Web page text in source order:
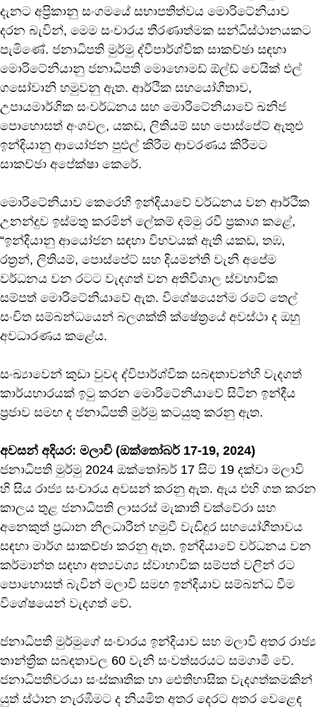
දැනට අප්‍රිකානු සංගමයේ සභාපතිත්වය මොරිටේනියාව
දරන බැවින්, මෙම සංචාරය තීරණාත්මක සන්ධිස්ථානයකට
පැමිණේ. ජනාධිපති මුර්මු ද්වීපාර්ශ්වික සාකච්ඡා සඳහා
මොරිටේනියානු ජනාධිපති මොහොමඩ් ඕල්ඩ් චෙයික් එල්
ගසෝවානි හමුවනු ඇත. ආර්ථික සහයෝගීතාව,
උපායමාර්ගික සංවර්ධනය සහ මොරිටේනියාවේ ඛනිජ
පොහොසත් අංශවල, යකඩ, ලිතියම් සහ පොස්පේට් ඇතුළු
ඉන්දියානු ආයෝජන පුළුල් කිරීම ආවරණය කිරීමට
සාකච්ඡා අපේක්ෂා කෙරේ.
මොරිටේනියාව කෙරෙහි ඉන්දියාවේ වර්ධනය වන ආර්ථික
උනන්දුව ඉස්මතු කරමින් ලේකම් දම්මු රවී ප්‍රකාශ කළේ,
“ඉන්දියානු ආයෝජන සඳහා විභවයක් ඇති යකඩ, තඹ,
රත්‍රන්, ලිතියම්, පොස්පේට් සහ දියමන්ති වැනි අපේම
වර්ධනය වන රටට වැදගත් වන අතිවිශාල ස්වභාවික
සම්පත් මොරිටේනියාවේ ඇත. විශේෂයෙන්ම රටේ තෙල්
සංචිත සම්බන්ධයෙන් බලශක්ති ක්ෂේත්‍රයේ අවස්ථා ද ඔහු
අවධාරණය කළේය.
සංඛ්‍යාවෙන් කුඩා වුවද ද්විපාර්ශ්වික සබඳතාවන්හි වැදගත්
කාර්යභාරයක් ඉටු කරන මොරිටේනියාවේ සිටින ඉන්දීය
ප්‍රජාව සමඟ ද ජනාධිපති මුර්මු කටයුතු කරනු ඇත.
අවසන් අදියර: මලාවි (ඔක්තෝබර් 17-19, 2024)
ජනාධිපති මුර්මු 2024 ඔක්තෝබර් 17 සිට 19 දක්වා මලාවි
හි සිය රාජ්‍ය සංචාරය අවසන් කරනු ඇත. ඇය එහි ගත කරන
කාලය තුළ ජනාධිපති ලාසරස් මැකාති චක්වේරා සහ
අනෙකුත් ප්‍රධාන නිලධාරීන් හමුවී වැඩිදුර සහයෝගීතාවය
සඳහා මාර්ග සාකච්ඡා කරනු ඇත. ඉන්දියාවේ වර්ධනය වන
කර්මාන්ත සඳහා අත්‍යවශ්‍ය ස්වාභාවික සම්පත් වලින් රට
පොහොසත් බැවින් මලාවි සමඟ ඉන්දියාව සම්බන්ධ වීම
විශේෂයෙන් වැදගත් වේ.
ජනාධිපති මුර්මුගේ සංචාරය ඉන්දියාව සහ මලාවි අතර රාජ්‍ය
තාන්ත්‍රික සබඳතාවල 60 වැනි සංවත්සරයට සමගාමී වේ.
ජනාධිපතිවරයා සංස්කෘතික හා ඓතිහාසික වැදගත්කමකින්
යුත් ස්ථාන නැරඹීමට ද නියමිත අතර දෙරට අතර වෙළෙඳ